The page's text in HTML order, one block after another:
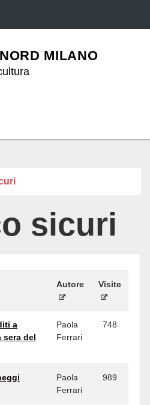
MILANO
sicuri
Autore Visite
a
sera del
Paola
Ferrari
748
Paola
Ferrari
989